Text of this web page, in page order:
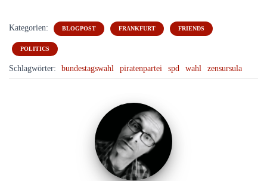
Kategorien: BLOGPOST FRANKFURT FRIENDS
POLITICS
Schlagwörter: bundestagswahl piratenpartei spd wahl zensursula